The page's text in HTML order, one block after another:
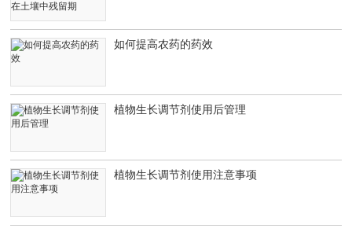
如何提高农药的药效
植物生长调节剂使用后管理
植物生长调节剂使用注意事项